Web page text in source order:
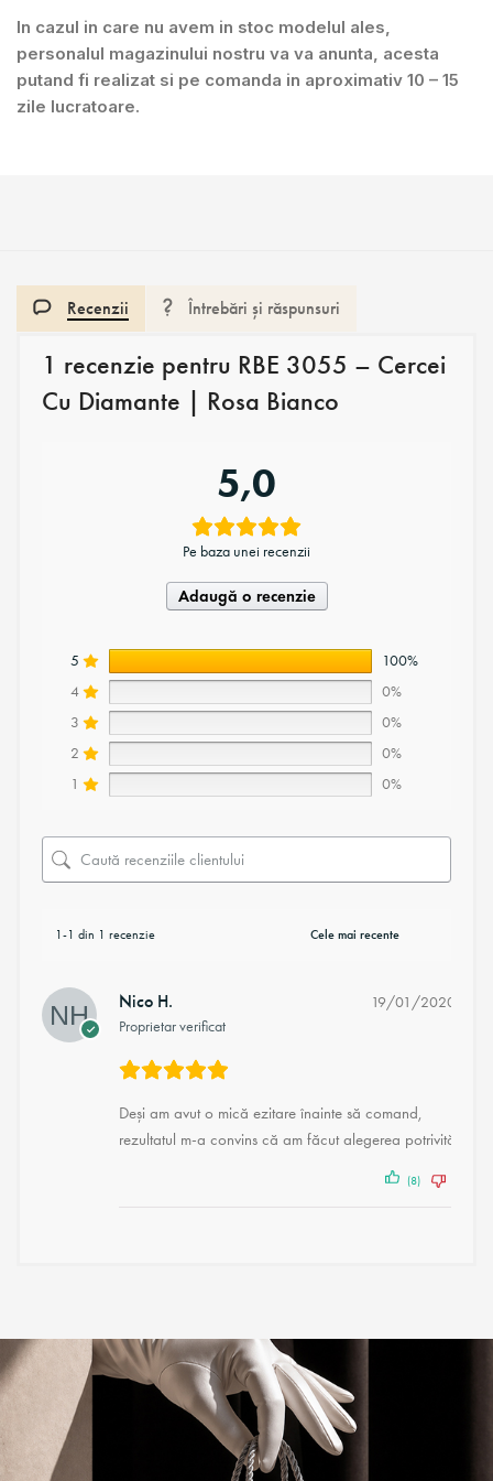
In cazul in care nu avem in stoc modelul ales,
personalul magazinului nostru va va anunta, acesta
putand fi realizat si pe comanda in aproximativ 10 – 15
zile lucratoare.
Recenzii Întrebări și răspunsuri
1 recenzie pentru RBE 3055 – Cercei
Cu Diamante | Rosa Bianco
5,0
Pe baza unei recenzii
Adaugă o recenzie
5
100%
4
0%
3
0%
2
0%
1
0%
1-1 din 1 recenzie
Nico H.
Proprietar verificat
19/01/2020
Deși am avut o mică ezitare înainte să comand,
rezultatul m-a convins că am făcut alegerea potrivită!
(8)